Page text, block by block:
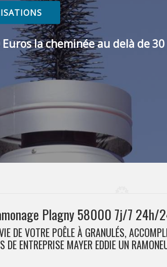
la cheminée au delà de
Plagny 58000 7j/7 24h/
DE VOTRE POÊLE À GRANULÉS,
DE ENTREPRISE MAYER EDDIE UN